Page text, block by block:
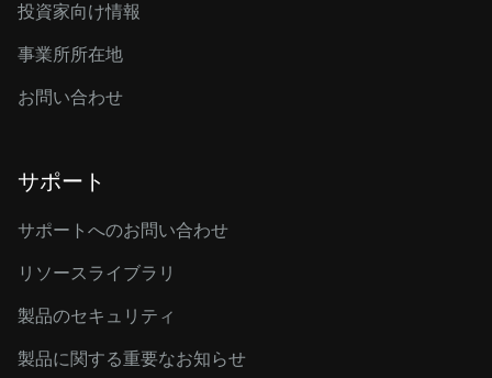
投資家向け情報
事業所所在地
お問い合わせ
サポート
サポートへのお問い合わせ
リソースライブラリ
製品のセキュリティ
製品に関する重要なお知らせ